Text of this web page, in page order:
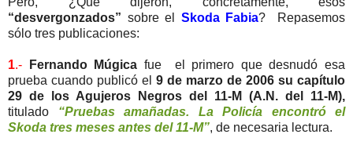
“desvergonzados” sobre el Skoda Fabia? Repasemos
sólo tres publicaciones:
1.- Fernando Múgica fue
el primero que desnudó esa
prueba cuando publicó el 9 de marzo de 2006 su capítulo
29 de los Agujeros Negros del 11-M (A.N. del 11-M),
titulado “Pruebas amañadas. La Policía encontró el
Skoda tres meses antes del 11-M”, de necesaria lectura.